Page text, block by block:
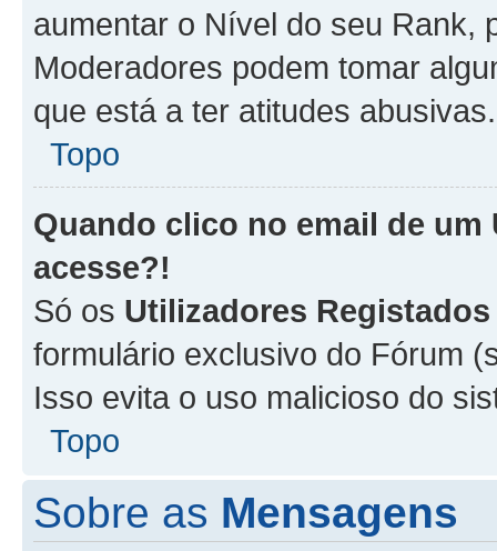
aumentar o Nível do seu Rank,
Moderadores podem tomar
que está a ter atitudes abusivas.
Topo
Quando clico no email de um
acesse?!
Só os Utilizadores Registados
formulário exclusivo do Fórum
Isso evita o uso malicioso do
Topo
Sobre as Mensagens